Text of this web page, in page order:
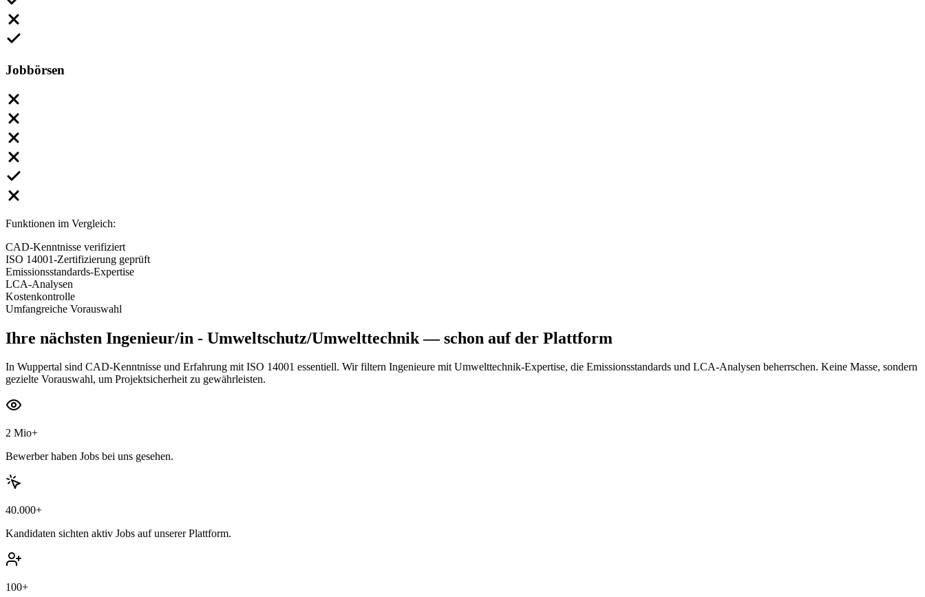
Jobbörsen
Funktionen im Vergleich:
CAD-Kenntnisse verifiziert
ISO 14001-Zertifizierung geprüft
Emissionsstandards-Expertise
LCA-Analysen
Kostenkontrolle
Umfangreiche Vorauswahl
Ihre nächsten Ingenieur/in - Umweltschutz/Umwelttechnik— schon auf der Plattform
In Wuppertal sind CAD-Kenntnisse und Erfahrung mit ISO 14001 essentiell. Wir filtern Ingenieure mit Umwelttechnik-Expertise, die Emissionsstandards und LCA-Analysen beherrschen. Keine Masse, sondern
gezielte Vorauswahl, um Projektsicherheit zu gewährleisten.
2 Mio+
Bewerber haben Jobs bei uns gesehen.
40.000+
Kandidaten sichten aktiv Jobs auf unserer Plattform.
100+